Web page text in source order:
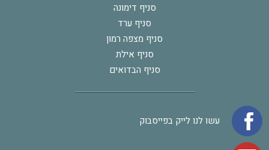
סניף דימונה
סניף ערד
סניף מצפה רמון
סניף אילת
סניף הבדואים
עשו לנו לייק בפייסבוק